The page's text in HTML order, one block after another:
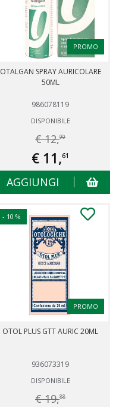
PROMO
OTALGAN SPRAY AURICOLARE
50ML
986078119
DISPONIBILE
€ 12,90
€ 11,61
AGGIUNGI
- 10 %
PROMO
OTOL PLUS GTT AURIC 20ML
936073319
DISPONIBILE
€ 19,88